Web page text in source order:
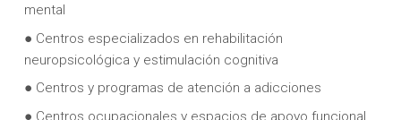
mental
● Centros especializados en rehabilitación
neuropsicológica y estimulación cognitiva
● Centros y programas de atención a adicciones
● Centros ocupacionales y espacios de apoyo funcional